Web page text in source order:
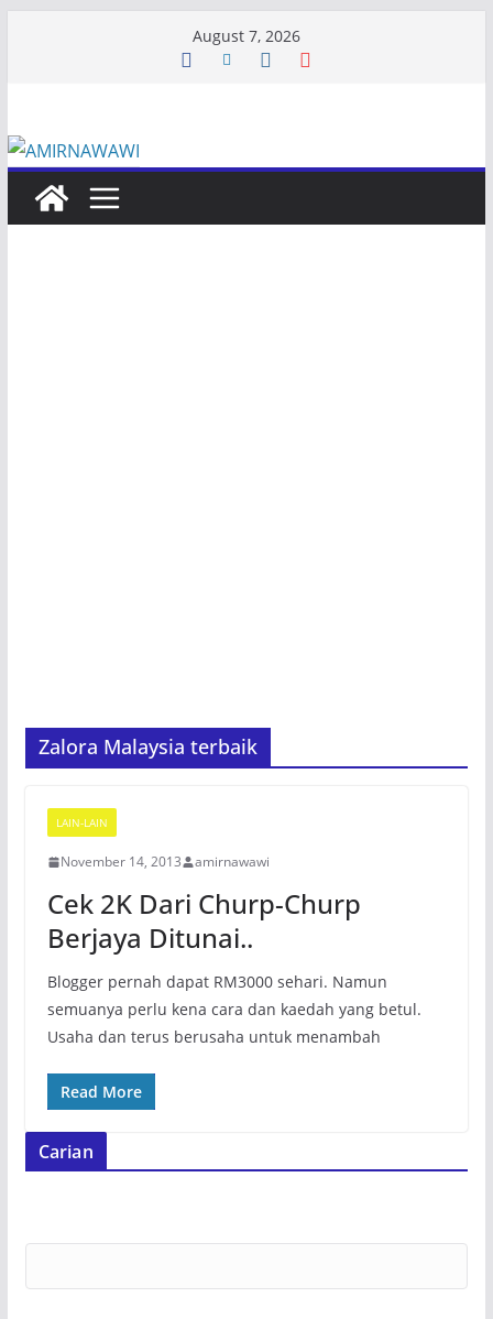
August 7, 2026
Zalora Malaysia terbaik
LAIN-LAIN
November 14, 2013 amirnawawi
Cek 2K Dari Churp-Churp
Berjaya Ditunai..
Blogger pernah dapat RM3000 sehari. Namun
semuanya perlu kena cara dan kaedah yang betul.
Usaha dan terus berusaha untuk menambah
Read More
Carian